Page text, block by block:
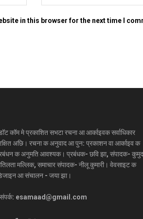
in this browser for the next time I
कॉम मे प्रकाशित सभटा रचना आ आर्काइवक सर्वाधिकार
अछि। रचना क अनुवाद आ पुन: प्रकाशन वा आर्काइव क
क अनुमति आवश्यक। प्रबंधक- छवि झा, संपादक- कुमुद
मल्लिक, समाचार संपादक- नीलू कुमारी। वेवसाइट क
आ संचालन - जया झा।
संपर्क: esamaad@gmail.com